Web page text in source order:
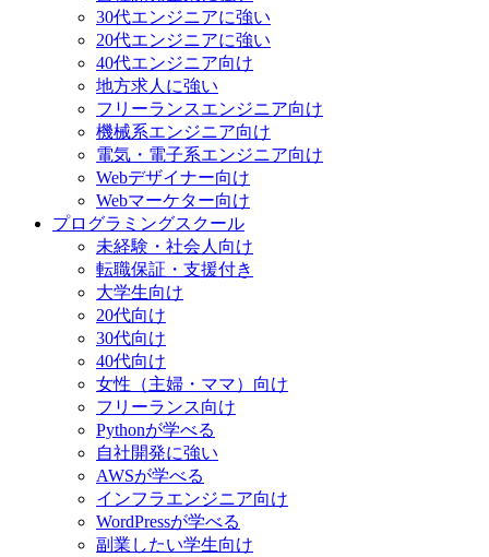
30代エンジニアに強い
20代エンジニアに強い
40代エンジニア向け
地方求人に強い
フリーランスエンジニア向け
機械系エンジニア向け
電気・電子系エンジニア向け
Webデザイナー向け
Webマーケター向け
プログラミングスクール
未経験・社会人向け
転職保証・支援付き
大学生向け
20代向け
30代向け
40代向け
女性（主婦・ママ）向け
フリーランス向け
Pythonが学べる
自社開発に強い
AWSが学べる
インフラエンジニア向け
WordPressが学べる
副業したい学生向け